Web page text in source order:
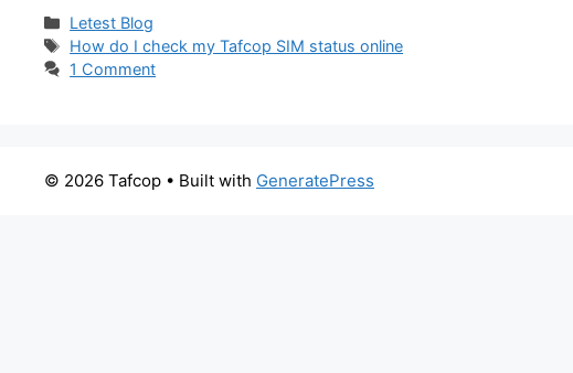
Categories
Letest Blog
Tags
How do I check my Tafcop SIM status online
1 Comment
© 2026 Tafcop • Built with GeneratePress